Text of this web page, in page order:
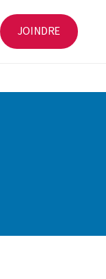
JOINDRE